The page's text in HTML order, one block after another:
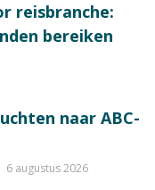
reisbranche:
bereiken
naar ABC-
6 augustus 2026